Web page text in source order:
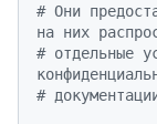
# Они
на них
# отдельные
#